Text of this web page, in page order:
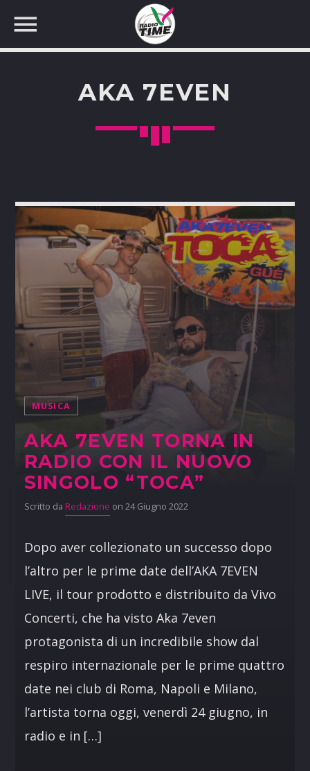
AKA 7EVEN
MUSICA
AKA 7EVEN TORNA IN
RADIO CON IL NUOVO
SINGOLO “TOCA”
Scritto da Redazione on 24 Giugno 2022
Dopo aver collezionato un successo dopo
l’altro per le prime date dell’AKA 7EVEN
LIVE, il tour prodotto e distribuito da Vivo
Concerti, che ha visto Aka 7even
protagonista di un incredibile show dal
respiro internazionale per le prime quattro
date nei club di Roma, Napoli e Milano,
l’artista torna oggi, venerdì 24 giugno, in
radio e in […]